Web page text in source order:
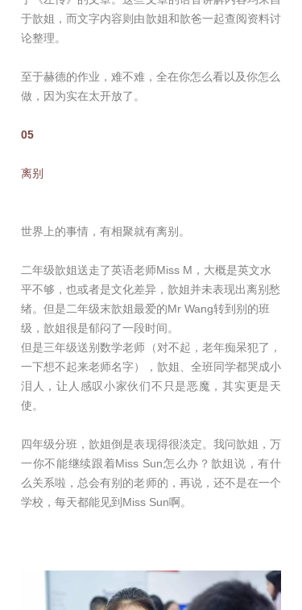
于歆姐，而文字内容则由歆姐和歆爸一起查阅资料讨
论整理。
至于赫德的作业，难不难，全在你怎么看以及你怎么
做，因为实在太开放了。
05
离别
世界上的事情，有相聚就有离别。
二年级歆姐送走了英语老师Miss M，大概是英文水
平不够，也或者是文化差异，歆姐并未表现出离别愁
绪。但是二年级末歆姐最爱的Mr Wang转到别的班
级，歆姐很是郁闷了一段时间。
但是三年级送别数学老师（对不起，老年痴呆犯了，
一下想不起来老师名字），歆姐、全班同学都哭成小
泪人，让人感叹小家伙们不只是恶魔，其实更是天
使。
四年级分班，歆姐倒是表现得很淡定。我问歆姐，万
一你不能继续跟着Miss Sun怎么办？歆姐说，有什
么关系啦，总会有别的老师的，再说，还不是在一个
学校，每天都能见到Miss Sun啊。